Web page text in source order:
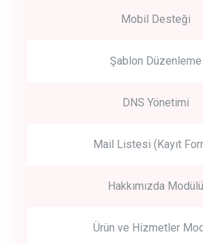
Mobil Desteği
Şablon Düzenleme
DNS Yönetimi
Mail Listesi (Kayıt
Hakkımızda Modülü
Ürün ve Hizmetler